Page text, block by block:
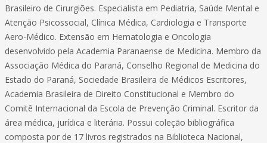
Brasileiro de Cirurgiões. Especialista em Pediatria, Saúde Mental e
Atenção Psicossocial, Clínica Médica, Cardiologia e Transporte
Aero-Médico. Extensão em Hematologia e Oncologia
desenvolvido pela Academia Paranaense de Medicina. Membro da
Associação Médica do Paraná, Conselho Regional de Medicina do
Estado do Paraná, Sociedade Brasileira de Médicos Escritores,
Academia Brasileira de Direito Constitucional e Membro do
Comitê Internacional da Escola de Prevenção Criminal. Escritor da
área médica, jurídica e literária. Possui coleção bibliográfica
composta por de 17 livros registrados na Biblioteca Nacional,